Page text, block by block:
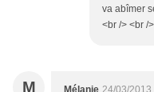
va abîmer
<br /> <br /
M Mélanie 24/03/2013